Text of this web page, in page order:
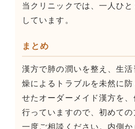
当クリニックでは、一人ひ
しています。
まとめ
漢方で肺の潤いを整え、生
燥によるトラブルを未然に
せたオーダーメイド漢方を
行っていますので、初めて
一度ご相談ください。内側